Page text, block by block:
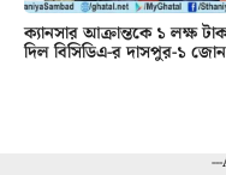
ক্যানসার আক্রান্তকে ১ লক্ষ
দিল বিসিডিএ-র দাসপুর-১ জোন